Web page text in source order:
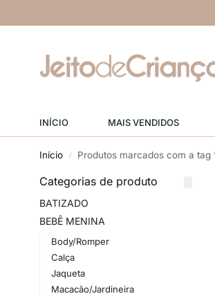
INÍCIO MAIS VENDIDOS
Início / Produtos marcados com a tag
Categorias de produto
BATIZADO
BEBÊ MENINA
Body/Romper
Calça
Jaqueta
Macacão/Jardineira